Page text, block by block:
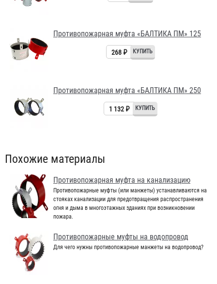
Противопожарная муфта «БАЛТИКА ПМ» 125
268 ₽
Противопожарная муфта «БАЛТИКА ПМ» 250
1 132 ₽
Похожие материалы
Противопожарная муфта на канализацию
Противопожарные муфты (или манжеты) устанавливаются на
стояках канализации для предотвращения распространения
огня и дыма в многоэтажных зданиях при возникновении
пожара.
Противопожарные муфты на водопровод
Для чего нужны противопожарные манжеты на водопровод?